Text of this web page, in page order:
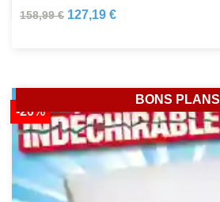
158,99 € 127,19 €
-20%
BONS PLANS